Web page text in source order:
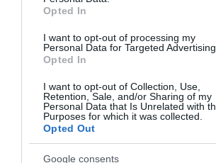
Opted In
I want to opt-out of processing my
Personal Data for Targeted Advertising.
Opted In
I want to opt-out of Collection, Use,
Retention, Sale, and/or Sharing of my
Personal Data that Is Unrelated with
Purposes for which it was collected.
Opted Out
Google consents
θα κλαίνε με μαύρο δάκρυ.
μαζεύουν κόσμο εμείς τον
Σκουπιδα παντού, νερό με
εισιτήρια στα καράβια
επενδύσεις ΜΗΔΕΝ,